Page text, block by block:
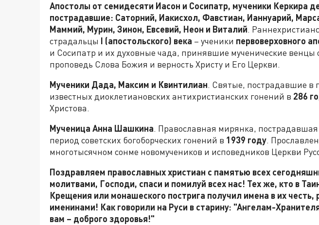
Апостолы от семидесяти Иасон и Сосипатр, мученики Керкира
пострадавшие: Саторний, Иакисхол, Фавстиан, Ианнуарий,
Маммий, Мурин, Зинон, Евсевий, Неон и Виталий.
страдальцы I (апостольского) века – ученики первоверховного
и Сосипатр и их духовные чада, принявшие мученические венцы
проповедь Слова Божия и верность Христу и Его Церкви.
Мученики Дада, Максим и Квинтилиан. Святые, пострадавшие в
известных диоклетиановских антихристианских гонений в 286
Христова.
Мученица Анна Шашкина. Православная мирянка, пострадавшая
период советских богоборческих гонений в 1939 году.
многотысячном сонме новомучеников и исповедников Церкви
Поздравляем православных христиан с памятью всех
молитвами, Господи, спаси и помилуй всех нас! Тех же, кто в
Крещения или монашеского пострига получил имена в их честь,
именинами! Как говорили на Руси в старину: "Ангелам-
вам – доброго здоровья!"